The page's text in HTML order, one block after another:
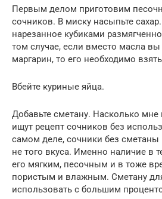
Первым делом приготовим
сочников. В миску насыпьте
нарезанное кубиками
том случае, если вместо масла вы
маргарин, то его необходимо
Вбейте куриные яйца.
Добавьте сметану. Насколько мне
ищут рецепт сочников без
самом деле, сочники без сметаны
не того вкуса. Именно наличие в
его мягким, песочным и в тоже
пористым и влажным. Сметану
использовать с большим